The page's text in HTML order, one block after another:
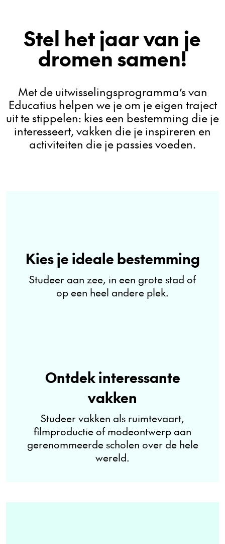
Stel het jaar van je
dromen samen!
Met de uitwisselingsprogramma’s van
Educatius helpen we je om je eigen traject
uit te stippelen: kies een bestemming die je
interesseert, vakken die je inspireren en
activiteiten die je passies voeden.
Kies je ideale bestemming
Studeer aan zee, in een grote stad of
op een heel andere plek.
Ontdek interessante
vakken
Studeer vakken als ruimtevaart,
filmproductie of modeontwerp aan
gerenommeerde scholen over de hele
wereld.